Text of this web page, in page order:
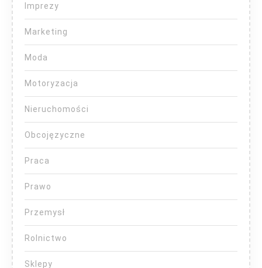
Imprezy
Marketing
Moda
Motoryzacja
Nieruchomości
Obcojęzyczne
Praca
Prawo
Przemysł
Rolnictwo
Sklepy